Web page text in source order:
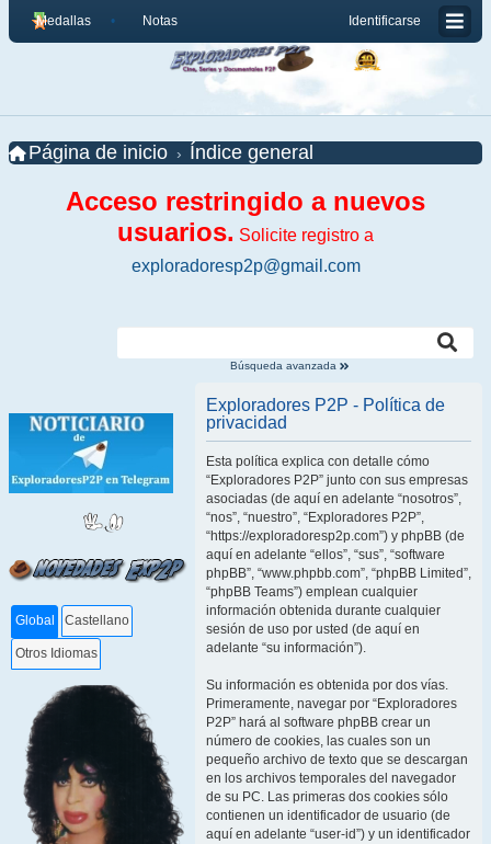
Identificarse
Medallas Notas
Página de inicio Índice general
Acceso restringido a nuevos
usuarios. Solicite registro a
exploradoresp2p@gmail.com
Búsqueda avanzada
Global Castellano
Otros Idiomas
Exploradores P2P - Política de
privacidad
Esta política explica con detalle cómo
“Exploradores P2P” junto con sus empresas
asociadas (de aquí en adelante “nosotros”,
“nos”, “nuestro”, “Exploradores P2P”,
“https://exploradoresp2p.com”) y phpBB (de
aquí en adelante “ellos”, “sus”, “software
phpBB”, “www.phpbb.com”, “phpBB Limited”,
“phpBB Teams”) emplean cualquier
información obtenida durante cualquier
sesión de uso por usted (de aquí en
adelante “su información”).
Su información es obtenida por dos vías.
Primeramente, navegar por “Exploradores
P2P” hará al software phpBB crear un
número de cookies, las cuales son un
pequeño archivo de texto que se descargan
en los archivos temporales del navegador
de su PC. Las primeras dos cookies sólo
contienen un identificador de usuario (de
aquí en adelante “user-id”) y un identificador